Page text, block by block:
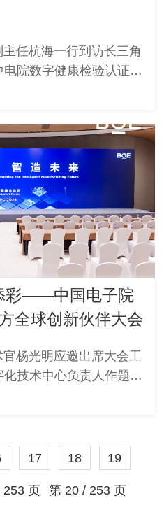
任杭海一行到访长三角
院数字健康检验认证有
验）考察调研。
彩——中国电子院
全球创新伙伴大会
杨光明应邀出席大会工
技术中心负责人作题为
高质量发展》的报告。
17 18 19
253页 第 20 / 253页